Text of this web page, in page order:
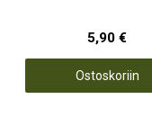
5,90 €
Ostoskoriin